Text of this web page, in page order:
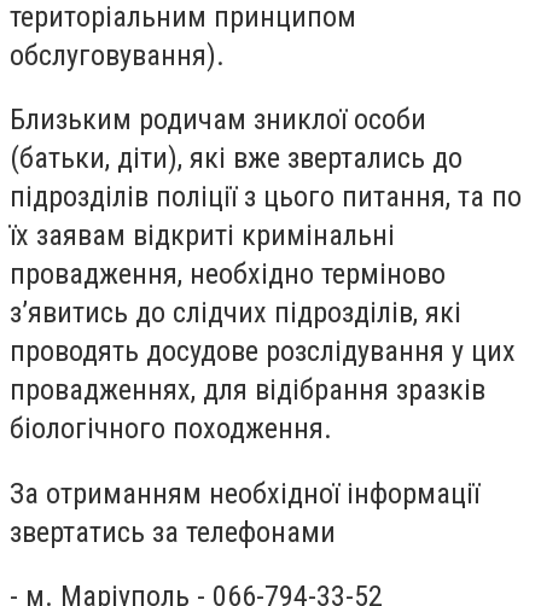
територіальним принципом
обслуговування).
Близьким родичам зниклої особи
(батьки, діти), які вже звертались до
підрозділів поліції з цього питання, та по
їх заявам відкриті кримінальні
провадження, необхідно терміново
з’явитись до слідчих підрозділів, які
проводять досудове розслідування у цих
провадженнях, для відібрання зразків
біологічного походження.
За отриманням необхідної інформації
звертатись за телефонами
- м. Маріуполь - 066-794-33-52